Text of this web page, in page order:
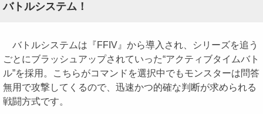
バトルシステム！
バトルシステムは『FFIV』から導入され、シリーズを追う
ごとにブラッシュアップされていった“アクティブタイムバト
ル”を採用。こちらがコマンドを選択中でもモンスターは問答
無用で攻撃してくるので、迅速かつ的確な判断が求められる
戦闘方式です。